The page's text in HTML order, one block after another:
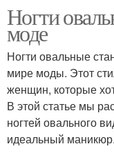
Ногти
моде
Ногти овальные
мире моды. Этот
женщин, которые
В этой статье мы
ногтей овального
идеальный маникюр.